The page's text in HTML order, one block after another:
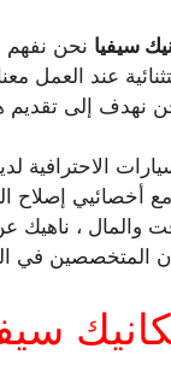
سيفيا نحن نفهم
عند العمل
نهدف إلى تقديم
الاحترافية
أخصائيي إصلاح
والمال ، ناهيك
المتخصصين في